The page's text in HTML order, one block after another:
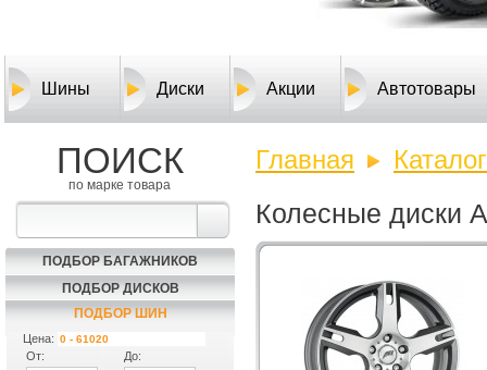
Шины Диски Акции Автотовары
ПОИСК
по марке товара
ПОДБОР БАГАЖНИКОВ
ПОДБОР ПО АВТОМОБИЛЮ
ПОДБОР ДИСКОВ
ПОДБОР ШИН
Цена:
От:
До:
Главная
Колесные диски